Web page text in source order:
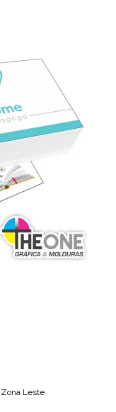
Zona Leste